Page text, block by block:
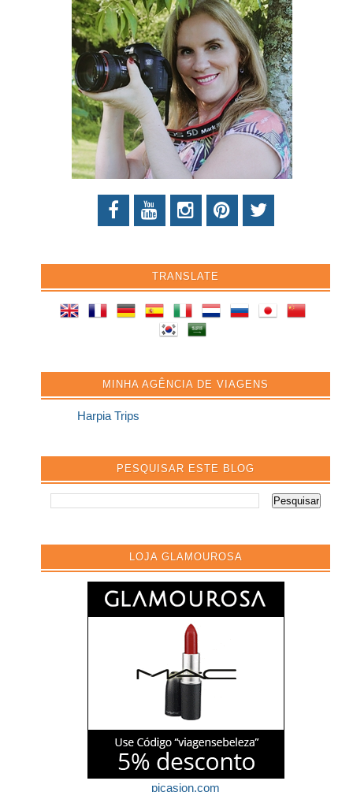
TRANSLATE
MINHA AGÊNCIA DE VIAGENS
Harpia Trips
PESQUISAR ESTE BLOG
LOJA GLAMOUROSA
picasion.com